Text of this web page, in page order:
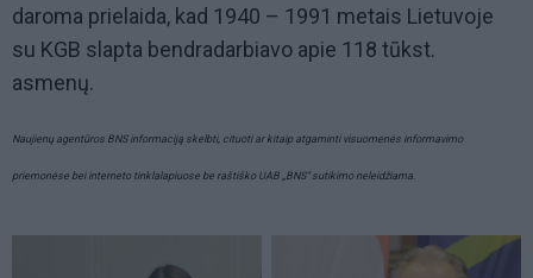
daroma prielaida, kad 1940 – 1991 metais Lietuvoje
su KGB slapta bendradarbiavo apie 118 tūkst.
asmenų.
Naujienų agentūros BNS informaciją skelbti, cituoti ar kitaip atgaminti visuomenės informavimo
priemonėse bei interneto tinklalapiuose be raštiško UAB „BNS“ sutikimo neleidžiama.